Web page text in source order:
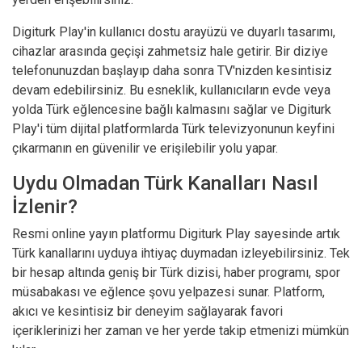
Digiturk Play'in kullanıcı dostu arayüzü ve duyarlı tasarımı,
cihazlar arasında geçişi zahmetsiz hale getirir. Bir diziye
telefonunuzdan başlayıp daha sonra TV'nizden kesintisiz
devam edebilirsiniz. Bu esneklik, kullanıcıların evde veya
yolda Türk eğlencesine bağlı kalmasını sağlar ve Digiturk
Play'i tüm dijital platformlarda Türk televizyonunun keyfini
çıkarmanın en güvenilir ve erişilebilir yolu yapar.
Uydu Olmadan Türk Kanalları Nasıl
İzlenir?
Resmi online yayın platformu Digiturk Play sayesinde artık
Türk kanallarını uyduya ihtiyaç duymadan izleyebilirsiniz. Tek
bir hesap altında geniş bir Türk dizisi, haber programı, spor
müsabakası ve eğlence şovu yelpazesi sunar. Platform,
akıcı ve kesintisiz bir deneyim sağlayarak favori
içeriklerinizi her zaman ve her yerde takip etmenizi mümkün